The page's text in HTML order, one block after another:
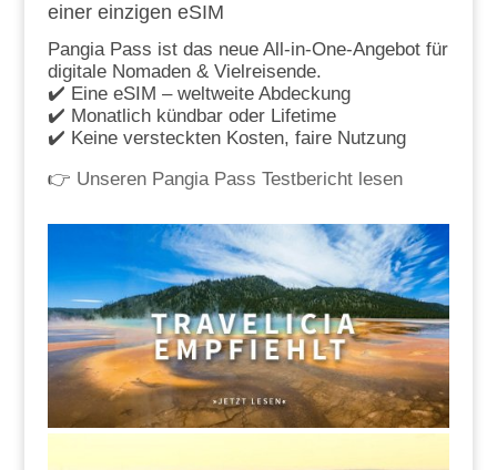
einer einzigen eSIM
Pangia Pass ist das neue All-in-One-Angebot für
digitale Nomaden & Vielreisende.
✔️ Eine eSIM – weltweite Abdeckung
✔️ Monatlich kündbar oder Lifetime
✔️ Keine versteckten Kosten, faire Nutzung
👉 Unseren Pangia Pass Testbericht lesen